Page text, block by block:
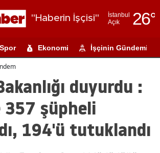
"Haberin İşçisi"
İstanbul
Açık
26°
Adıyaman
Ağrı
Ankara
Spor Ekonomi İşçinin Gündemi
duyurdu :
357 şüpheli
194'ü tutuklandı